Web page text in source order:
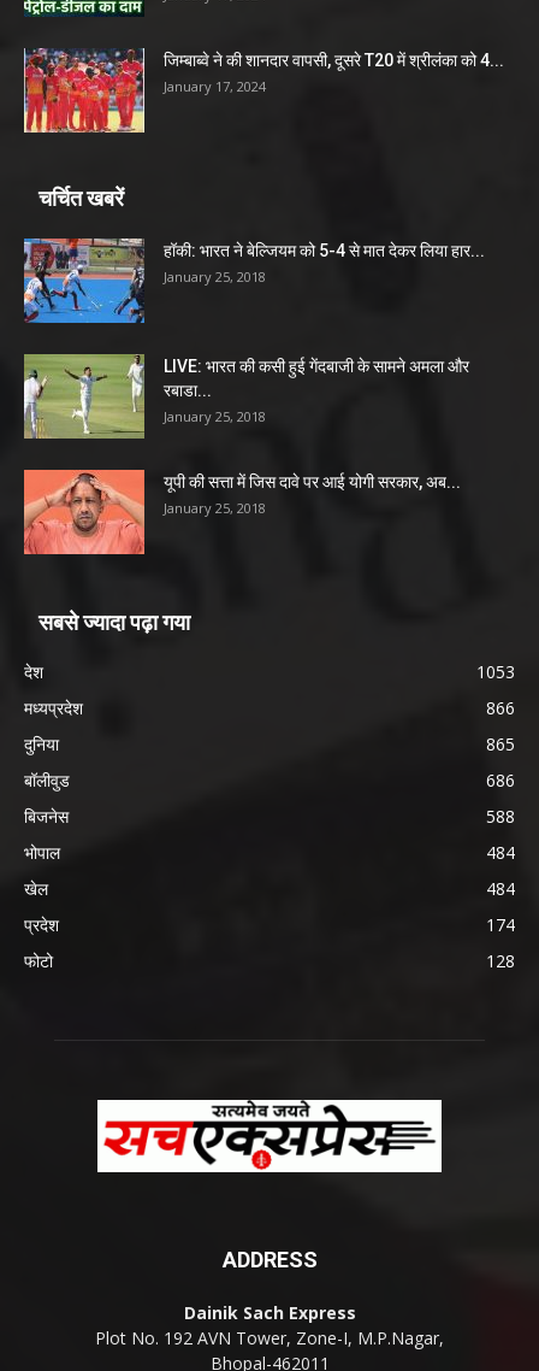
जिम्बाब्वे ने की शानदार वापसी, दूसरे T20 में श्रीलंका को 4...
January 17, 2024
चर्चित खबरें
हॉकी: भारत ने बेल्जियम को 5-4 से मात देकर लिया हार...
January 25, 2018
LIVE: भारत की कसी हुई गेंदबाजी के सामने अमला और
रबाडा...
January 25, 2018
यूपी की सत्ता में जिस दावे पर आई योगी सरकार, अब...
January 25, 2018
सबसे ज्यादा पढ़ा गया
देश
1053
मध्यप्रदेश
866
दुनिया
865
बॉलीवुड
686
बिजनेस
588
भोपाल
484
खेल
484
प्रदेश
174
फोटो
128
ADDRESS
Dainik Sach Express
Plot No. 192 AVN Tower, Zone-I, M.P.Nagar,
Bhopal-462011